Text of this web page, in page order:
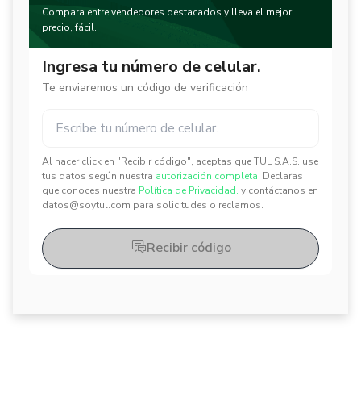
Compara entre vendedores destacados y lleva el mejor
precio, fácil.
Ingresa tu número de celular.
Te enviaremos un código de verificación
Al hacer click en "Recibir código", aceptas que TUL S.A.S. use
tus datos según nuestra autorización completa. Declaras
que conoces nuestra Política de Privacidad. y contáctanos en
datos@soytul.com para solicitudes o reclamos.
✕
✕
Recibir código